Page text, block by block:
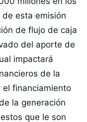
esta emisión
de flujo de caja
del aporte de
impactará
de la
el financiamiento
la generación
que le son